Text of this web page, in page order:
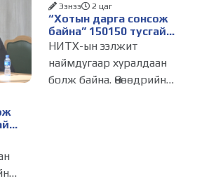
“Хотын дарга сонсож
байна” 150150 тусгай
дугаарыг наймдугаар
сарын 14-нөөс
ажиллуулж эхэлнэ
Ээнээ 2 цаг
НИТХ-ын ээлжит
наймдугаар хуралдаан
болж байна. Өнөөдрийн